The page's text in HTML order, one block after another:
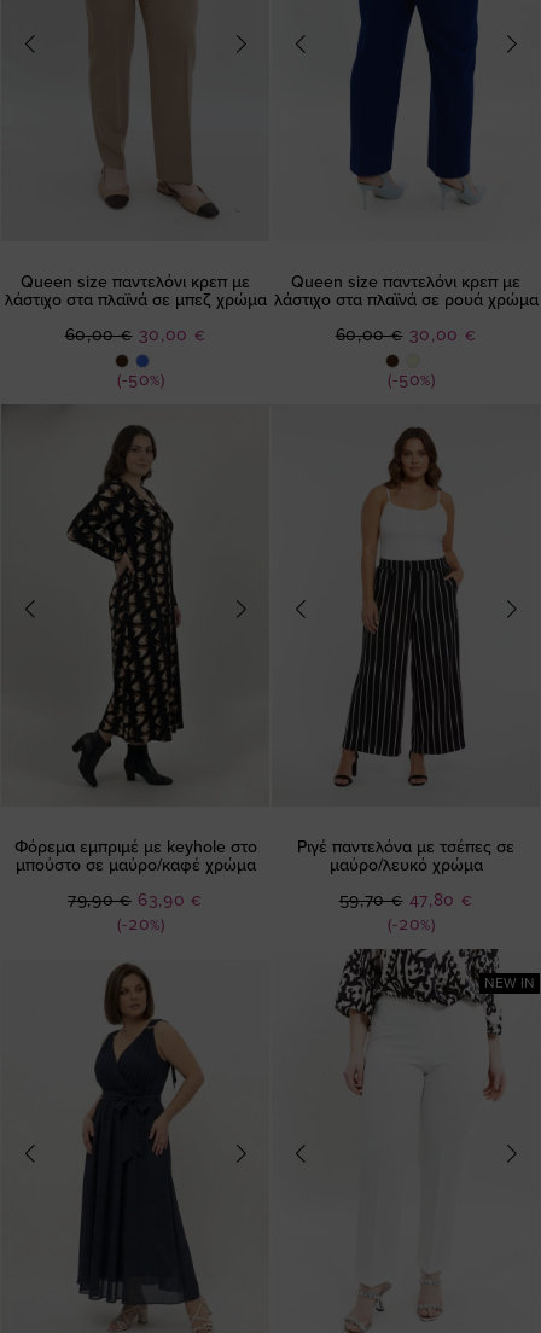
Queen size παντελόνι κρεπ με
λάστιχο στα πλαϊνά σε μπεζ χρώμα
(-50%)
Ειδική
Τιμή
30,00 €
60,00 €
Queen size παντελόνι κρεπ με
λάστιχο στα πλαϊνά σε ρουά χρώμα
(-50%)
Ειδική
30,00 €
60,00 €
Φόρεμα εμπριμέ με keyhole στο
μπούστο σε μαύρο/καφέ χρώμα
(-20%)
Ειδική
Τιμή
63,90 €
79,90 €
Ριγέ παντελόνα με τσέπες σε
μαύρο/λευκό χρώμα
(-20%)
Ειδική
Τιμή
47,80 €
59,70 €
NEW IN